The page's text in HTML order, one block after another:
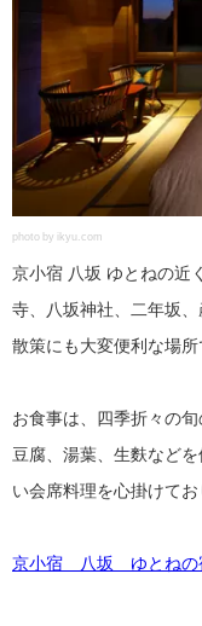
photo by ikyu.com
京小宿 八坂 ゆとねの近
寺、八坂神社、二年坂
散策にも大変便利な場所
お食事は、四季折々の
豆腐、湯葉、生麩など
い会席料理を心掛けてお
京小宿 八坂 ゆとねの